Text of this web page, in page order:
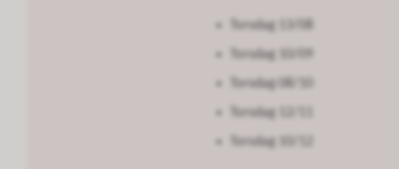
Torsdag 13/08
Torsdag 10/09
Torsdag 08/10
Torsdag 12/11
Torsdag 10/12